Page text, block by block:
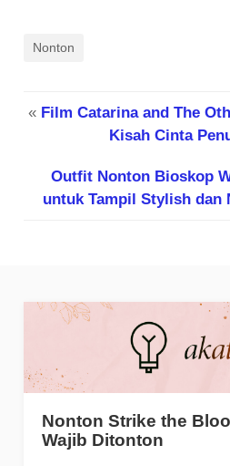
Nonton
« Film Catarina and The
Kisah Cinta
Outfit Nonton Bioskop
untuk Tampil Stylish dan
Nonton Strike the
Wajib Ditonton